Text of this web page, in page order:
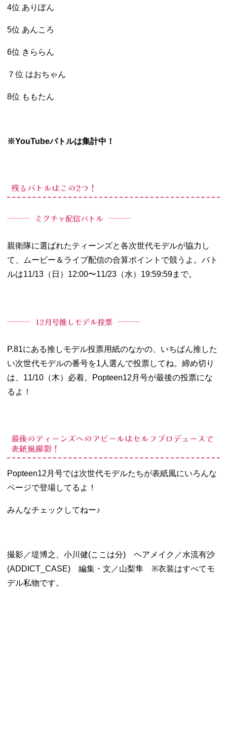
4位 ありぽん
5位 あんころ
6位 きららん
７位 はおちゃん
8位 ももたん
※YouTubeバトルは集計中！
残るバトルはこの2つ！
ミクチャ配信バトル
親衛隊に選ばれたティーンズと各次世代モデルが協力し
て、ムービー＆ライブ配信の合算ポイントで競うよ。バト
ルは11/13（日）12:00〜11/23（水）19:59:59まで。
12月号推しモデル投票
P.81にある推しモデル投票用紙のなかの、いちばん推した
い次世代モデルの番号を1人選んで投票してね。締め切り
は、11/10（木）必着。Popteen12月号が最後の投票にな
るよ！
最後のティーンズへのアピールはセルフプロデュースで
表紙風撮影！
Popteen12月号では次世代モデルたちが表紙風にいろんな
ページで登場してるよ！
みんなチェックしてねー♪
撮影／堤博之、小川健(ここは分) ヘアメイク／水流有沙
(ADDICT_CASE) 編集・文／山梨隼 ※衣装はすべてモ
デル私物です。